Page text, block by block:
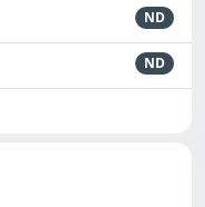
ND
ND